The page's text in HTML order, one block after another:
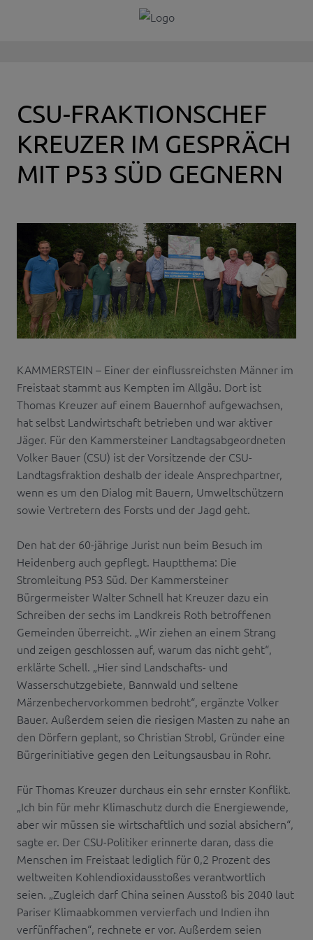
CSU-FRAKTIONSCHEF
KREUZER IM GESPRÄCH
MIT P53 SÜD GEGNERN
KAMMERSTEIN – Einer der einflussreichsten Männer im
Freistaat stammt aus Kempten im Allgäu. Dort ist
Thomas Kreuzer auf einem Bauernhof aufgewachsen,
hat selbst Landwirtschaft betrieben und war aktiver
Jäger. Für den Kammersteiner Landtagsabgeordneten
Volker Bauer (CSU) ist der Vorsitzende der CSU-
Landtagsfraktion deshalb der ideale Ansprechpartner,
wenn es um den Dialog mit Bauern, Umweltschützern
sowie Vertretern des Forsts und der Jagd geht.
Den hat der 60-jährige Jurist nun beim Besuch im
Heidenberg auch gepflegt. Hauptthema: Die
Stromleitung P53 Süd. Der Kammersteiner
Bürgermeister Walter Schnell hat Kreuzer dazu ein
Schreiben der sechs im Landkreis Roth betroffenen
Gemeinden überreicht. „Wir ziehen an einem Strang
und zeigen geschlossen auf, warum das nicht geht“,
erklärte Schell. „Hier sind Landschafts- und
Wasserschutzgebiete, Bannwald und seltene
Märzenbechervorkommen bedroht“, ergänzte Volker
Bauer. Außerdem seien die riesigen Masten zu nahe an
den Dörfern geplant, so Christian Strobl, Gründer eine
Bürgerinitiative gegen den Leitungsausbau in Rohr.
Für Thomas Kreuzer durchaus ein sehr ernster Konflikt.
„Ich bin für mehr Klimaschutz durch die Energiewende,
aber wir müssen sie wirtschaftlich und sozial absichern“,
sagte er. Der CSU-Politiker erinnerte daran, dass die
Menschen im Freistaat lediglich für 0,2 Prozent des
weltweiten Kohlendioxidausstoßes verantwortlich
seien. „Zugleich darf China seinen Ausstoß bis 2040 laut
Pariser Klimaabkommen vervierfach und Indien ihn
verfünffachen“, rechnete er vor. Außerdem seien